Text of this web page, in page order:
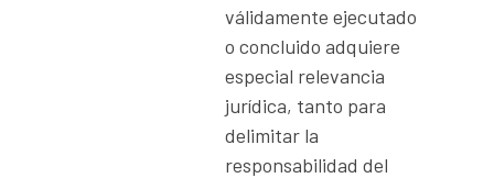
válidamente ejecutado
o concluido adquiere
especial relevancia
jurídica, tanto para
delimitar la
responsabilidad del